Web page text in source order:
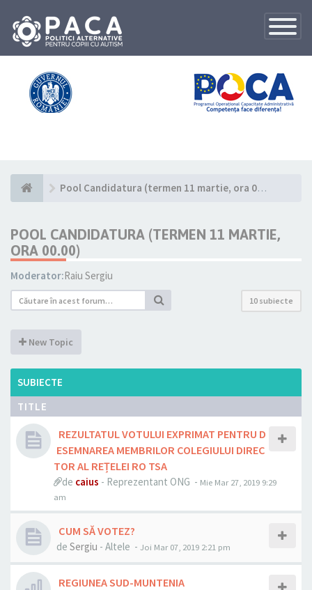
Toggle
Pool Candidatura (termen 11 martie, ora 00.00)
POOL CANDIDATURA (TERMEN 11 MARTIE,
ORA 00.00)
Moderator:Raiu Sergiu
10 subiecte
New Topic
SUBIECTE
TITLE
REZULTATUL VOTULUI EXPRIMAT PENTRU D
ESEMNAREA MEMBRILOR COLEGIULUI DIREC
TOR AL REȚELEI RO TSA
de caius - Reprezentant ONG - Mie Mar 27, 2019 9:29
am
CUM SĂ VOTEZ?
de Sergiu - Altele - Joi Mar 07, 2019 2:21 pm
REGIUNEA SUD-MUNTENIA